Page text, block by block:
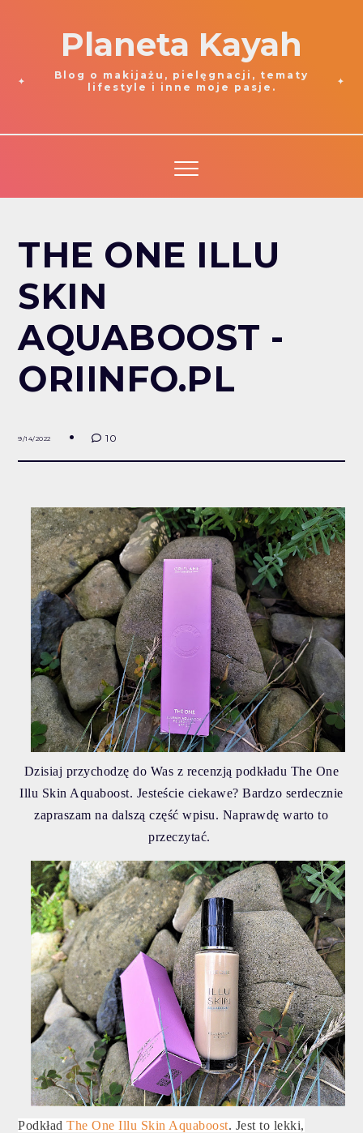
Planeta Kayah
Blog o makijażu, pielęgnacji, tematy
lifestyle i inne moje pasje.
THE ONE ILLU
SKIN
AQUABOOST -
ORIINFO.PL
9/14/2022 10
Dzisiaj przychodzę do Was z recenzją podkładu The One
Illu Skin Aquaboost. Jesteście ciekawe? Bardzo serdecznie
zapraszam na dalszą część wpisu. Naprawdę warto to
przeczytać.
PodkładThe One Illu Skin Aquaboost. Jest to lekki,